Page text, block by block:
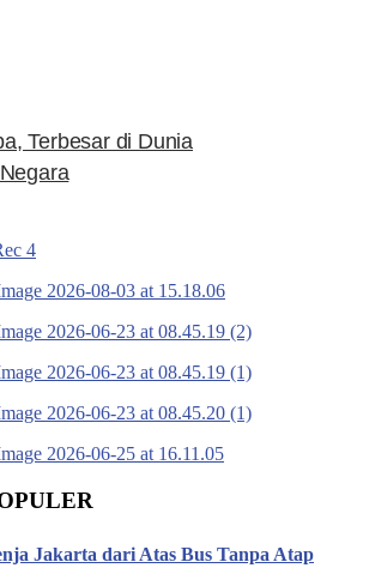
Terbesar di Dunia
Jakarta dari Atas Bus Tanpa Atap